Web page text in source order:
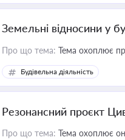
Земельні відносини у
Про що тема: Тема охоплює
Будівельна діяльність
Резонансний проєкт
Про що тема: Тема охоплює